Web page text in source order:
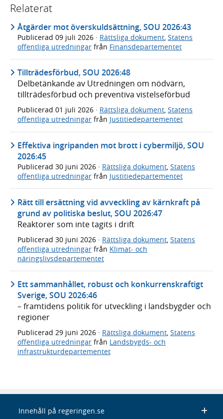
Relaterat
Åtgärder mot överskuldsättning, SOU 2026:43
Publicerad 09 juli 2026 · Rättsliga dokument Statens
offentliga utredningar från Finansdepartementet
Tillträdesförbud, SOU 2026:48
Delbetänkande av Utredningen om nödvärn,
tillträdesförbud och preventiva vistelseförbud
Publicerad 01 juli 2026 · Rättsliga dokument, Statens
offentliga utredningar från Justitiedepartementet
Effektiva ingripanden mot brott i cybermiljö, SOU
2026:45
Publicerad 30 juni 2026 · Rättsliga dokument, Statens
offentliga utredningar från Justitiedepartementet
Rätt till ersättning vid avveckling av kärnkraft på
grund av politiska beslut, SOU 2026:47
Reaktorer som inte tagits i drift
Publicerad 30 juni 2026 · Rättsliga dokument Statens
offentliga utredningar från Klimat- och
näringslivsdepartementet
Ett sammanhållet, robust och konkurrenskraftigt
Sverige, SOU 2026:46
– framtidens politik för utveckling i landsbygder och
regioner
Publicerad 29 juni 2026 · Rättsliga dokument, Statens
offentliga utredningar från Landsbygds- och
infrastrukturdepartementet
Innehåll på regeringen.se